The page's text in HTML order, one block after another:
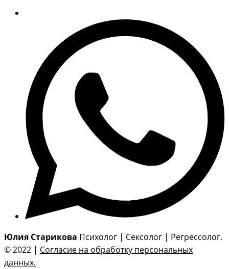
Юлия Старикова Психолог | Сексолог | Регрессолог.
© 2022 | Согласие на обработку персональных
данных.